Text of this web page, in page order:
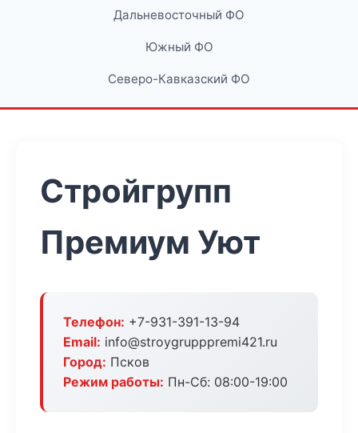
Дальневосточный ФО
Южный ФО
Северо-Кавказский ФО
Стройгрупп
Премиум Уют
Телефон: +7-931-391-13-94
Email: info@stroygrupppremi421.ru
Город: Псков
Режим работы: Пн-Сб: 08:00-19:00